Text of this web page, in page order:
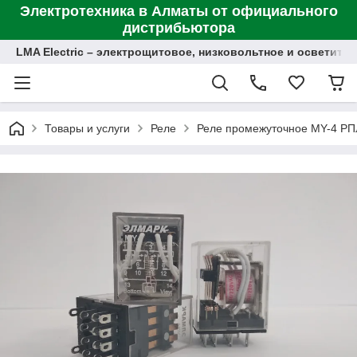
Электротехника в Алматы от официального
дистрибьютора
LMA Electric – электрощитовое, низковольтное и
Товары и услуги Реле Реле промежуточное MY-4